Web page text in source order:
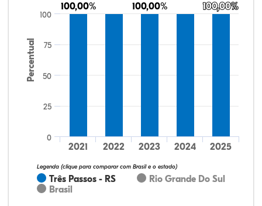
Percentual
100,00%
100,00% 100,00%
100,00% 100,00%
100,00%
Três Passos - RS
Rio Grande Do Sul
Brasil
Legenda (clique para comparar com Brasil e o estado)
2021 2022 2023 2024 2025
0
25
50
75
100